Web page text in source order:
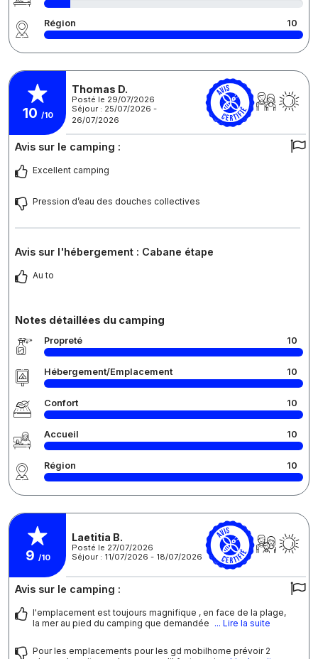
Région 10
10 /10
Thomas D.
Posté le 29/07/2026
Séjour : 25/07/2026 -
26/07/2026
Avis sur le camping :
Excellent camping
Pression d’eau des douches collectives
Avis sur l'hébergement : Cabane étape
Au to
Notes détaillées du camping
Propreté 10
Hébergement/Emplacement 10
Confort 10
Accueil 10
Région 10
9 /10
Laetitia B.
Posté le 27/07/2026
Séjour : 11/07/2026 - 18/07/2026
Avis sur le camping :
l'emplacement est toujours magnifique , en face de la plage,
la mer au pied du camping que demandée ... Lire la suite
Pour les emplacements pour les gd mobilhome prévoir 2